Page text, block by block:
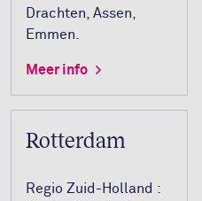
Drachten, Assen,
Emmen.
Meer info
Rotterdam
Regio Zuid-Holland :